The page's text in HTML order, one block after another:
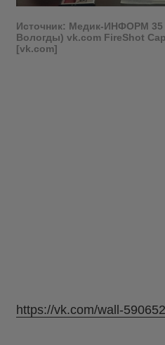
Источник: Медик-ИНФОРМ
Вологды) vk.com FireShot
[vk.com]
https://vk.com/wall-